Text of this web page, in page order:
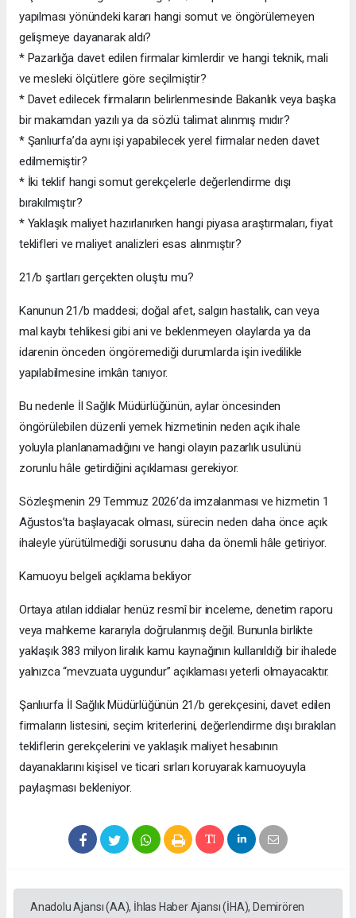
yapılması yönündeki kararı hangi somut ve öngörülemeyen
gelişmeye dayanarak aldı?
* Pazarlığa davet edilen firmalar kimlerdir ve hangi teknik, mali
ve mesleki ölçütlere göre seçilmiştir?
* Davet edilecek firmaların belirlenmesinde Bakanlık veya başka
bir makamdan yazılı ya da sözlü talimat alınmış mıdır?
* Şanlıurfa’da aynı işi yapabilecek yerel firmalar neden davet
edilmemiştir?
* İki teklif hangi somut gerekçelerle değerlendirme dışı
bırakılmıştır?
* Yaklaşık maliyet hazırlanırken hangi piyasa araştırmaları, fiyat
teklifleri ve maliyet analizleri esas alınmıştır?
21/b şartları gerçekten oluştu mu?
Kanunun 21/b maddesi; doğal afet, salgın hastalık, can veya
mal kaybı tehlikesi gibi ani ve beklenmeyen olaylarda ya da
idarenin önceden öngöremediği durumlarda işin ivedilikle
yapılabilmesine imkân tanıyor.
Bu nedenle İl Sağlık Müdürlüğünün, aylar öncesinden
öngörülebilen düzenli yemek hizmetinin neden açık ihale
yoluyla planlanamadığını ve hangi olayın pazarlık usulünü
zorunlu hâle getirdiğini açıklaması gerekiyor.
Sözleşmenin 29 Temmuz 2026’da imzalanması ve hizmetin 1
Ağustos’ta başlayacak olması, sürecin neden daha önce açık
ihaleyle yürütülmediği sorusunu daha da önemli hâle getiriyor.
Kamuoyu belgeli açıklama bekliyor
Ortaya atılan iddialar henüz resmî bir inceleme, denetim raporu
veya mahkeme kararıyla doğrulanmış değil. Bununla birlikte
yaklaşık 383 milyon liralık kamu kaynağının kullanıldığı bir ihalede
yalnızca “mevzuata uygundur” açıklaması yeterli olmayacaktır.
Şanlıurfa İl Sağlık Müdürlüğünün 21/b gerekçesini, davet edilen
firmaların listesini, seçim kriterlerini, değerlendirme dışı bırakılan
tekliflerin gerekçelerini ve yaklaşık maliyet hesabının
dayanaklarını kişisel ve ticari sırları koruyarak kamuoyuyla
paylaşması bekleniyor.
Anadolu Ajansı (AA), İhlas Haber Ajansı (İHA), Demirören